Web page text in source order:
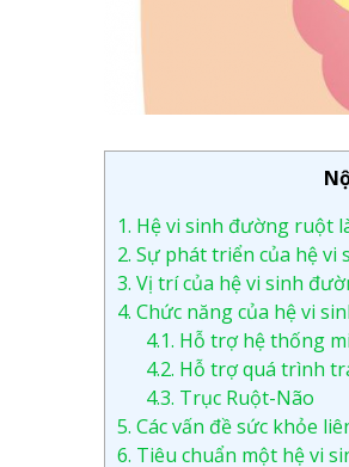
1. Hệ vi sinh đường ruột
2. Sự phát triển của hệ
3. Vị trí của hệ vi sinh
4. Chức năng của hệ vi
4.1. Hỗ trợ hệ thống
4.2. Hỗ trợ quá trình
4.3. Trục Ruột-Não
5. Các vấn đề sức khỏe
6. Tiêu chuẩn một hệ vi